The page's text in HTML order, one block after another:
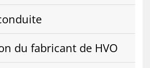
du fa­bri­cant de HVO